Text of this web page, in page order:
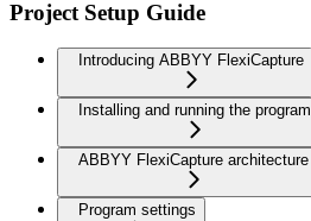
Project Setup Guide
Introducing ABBYY FlexiCapture
Installing and running the program
ABBYY FlexiCapture architecture
Program settings